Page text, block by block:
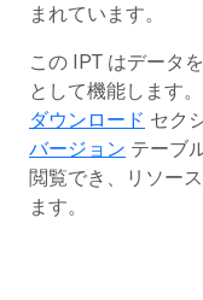
まれています。
この IPT はデータ
として機能します
ダウンロード セク
バージョン テーブ
閲覧でき、リソー
ます。